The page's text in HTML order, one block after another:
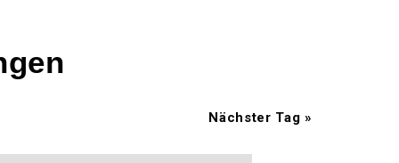
Nächster Tag»